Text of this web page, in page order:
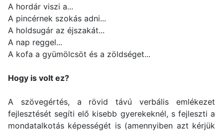
A hordár viszi a...
A pincérnek szokás adni...
A holdsugár az éjszakát...
A nap reggel...
A kofa a gyümölcsöt és a zöldséget...
Hogy is volt ez?
A szövegértés, a rövid távú verbális emlékezet
fejlesztését segíti elő kisebb gyerekeknél, s fejleszti a
mondatalkotás képességét is (amennyiben azt kérjük